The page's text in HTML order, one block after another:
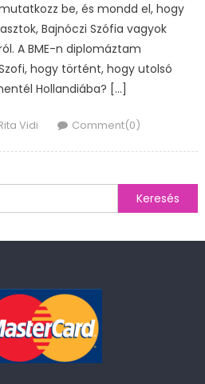
be, és mondd el, hogy
Bajnóczi Szófia vagyok
A BME-n diplomáztam
hogy történt, hogy utolsó
Hollandiába? […]
Vidi Comment(0)